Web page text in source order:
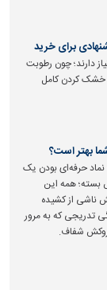
دارند؛ چون رطوبت
خشک کردن کامل
بهتر است؟
نماد حرفه‌ای بودن یک
بسته؛ همه این
از کشیده
تدریجی که به مرور
روکش شفاف.